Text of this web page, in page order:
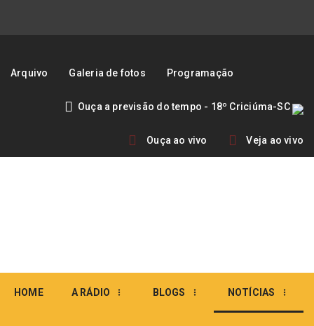
Arquivo Galeria de fotos Programação
Ouça a previsão do tempo - 18º Criciúma-SC
Ouça ao vivo Veja ao vivo
HOME A RÁDIO BLOGS NOTÍCIAS